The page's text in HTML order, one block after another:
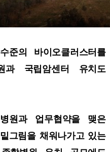
준의 바이오클러스터를
과 국립암센터 유치도
원과 업무협약을 맺은
그림을 채워나가고 있는